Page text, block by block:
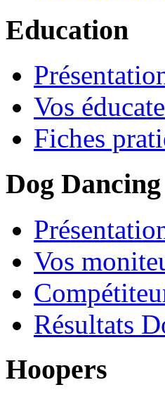
Education
Vos
Fiches
Dog Dancing
Vos
Résultats
Hoopers